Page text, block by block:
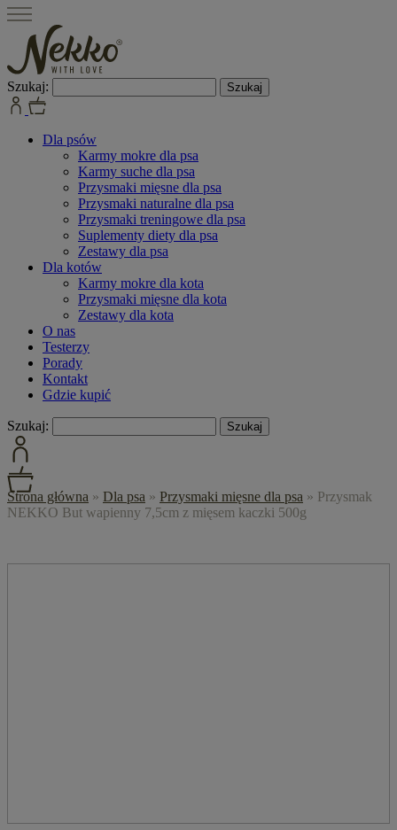
Szukaj:
Dla psów
Karmy mokre dla psa
Karmy suche dla psa
Przysmaki mięsne dla psa
Przysmaki naturalne dla psa
Przysmaki treningowe dla psa
Suplementy diety dla psa
Zestawy dla psa
Dla kotów
Karmy mokre dla kota
Przysmaki mięsne dla kota
Zestawy dla kota
O nas
Testerzy
Porady
Kontakt
Gdzie kupić
Szukaj:
Strona główna » Dla psa » Przysmaki mięsne dla psa » Przysmak
NEKKO But wapienny 7,5cm z mięsem kaczki 500g